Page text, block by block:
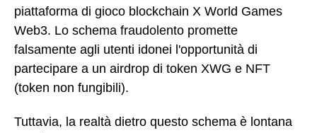
piattaforma di gioco blockchain X World Games
Web3. Lo schema fraudolento promette
falsamente agli utenti idonei l'opportunità di
partecipare a un airdrop di token XWG e NFT
(token non fungibili).
Tuttavia, la realtà dietro questo schema è lontana